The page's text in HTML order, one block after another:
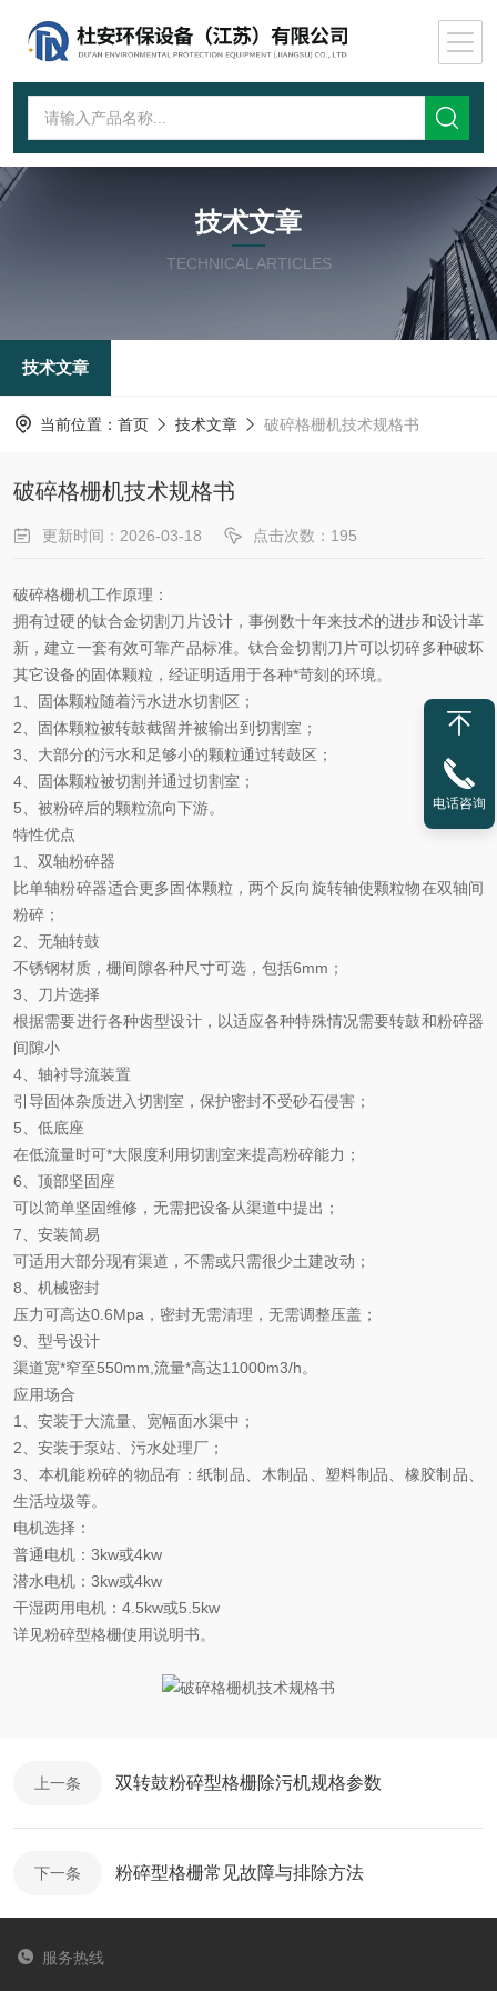
技术文章
TECHNICAL ARTICLES
技术文章
当前位置： 首页 技术文章 破碎格栅机技术规格书
破碎格栅机技术规格书
更新时间：2026-03-18 点击次数：195
破碎格栅机工作原理 ：
拥有过硬的钛合金切割刀片设计，事例数十年来技术的进步和设计革
新，建立一套有效可靠产品标准。钛合金切割刀片可以切碎多种破坏
其它设备的固体颗粒，经证明适用于各种*苛刻的环境。
1
、固体颗粒随着污水进水切割区；
2 、固体颗粒被转鼓截留并被输出到切割室；
3 、大部分的污水和足够小的颗粒通过转鼓区；
4 、固体颗粒被切割并通过切割室；
5 、被粉碎后的颗粒流向下游。
特性优点
1
、双轴粉碎器
比单轴粉碎器适合更多固体颗粒，两个反向旋转轴使颗粒物在双轴间
粉碎；
2 、无轴转鼓
不锈钢材质，栅间隙各种尺寸可选，包括6mm ；
3 、刀片选择
根据需要进行各种齿型设计，以适应各种特殊情况需要转鼓和粉碎器
间隙小
4 、轴衬导流装置
引导固体杂质进入切割室，保护密封不受砂石侵害；
5 、低底座
在低流量时可*大限度利用切割室来提高粉碎能力；
6 、顶部坚固座
可以简单坚固维修，无需把设备从渠道中提出；
7 、安装简易
可适用大部分现有渠道，不需或只需很少土建改动；
8 、机械密封
压力可高达0.6Mpa ，密封无需清理，无需调整压盖；
9 、型号设计
渠道宽*窄至550mm, 流量*高达11000m3/h。
应用场合
1
、安装于大流量、宽幅面水渠中；
2 、安装于泵站、污水处理厂；
3 、本机能粉碎的物品有：纸制品、木制品、塑料制品、橡胶制品、
生活垃圾等。
电机选择 ：
普通电机： 3kw或4kw
潜水电机： 3kw或4kw
干湿两用电机： 4.5kw或5.5kw
详见粉碎型格栅使用说明书。
上一条 双转鼓粉碎型格栅除污机规格参数
下一条 粉碎型格栅常见故障与排除方法
服务热线
电话咨询